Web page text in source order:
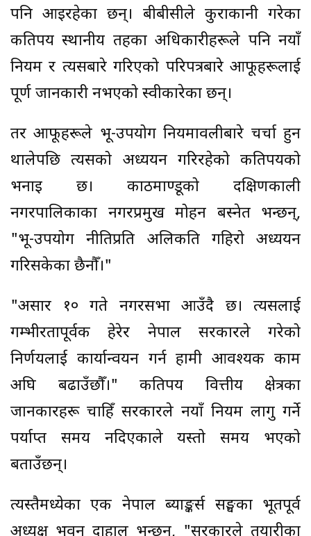
पनि आइरहेका छन्। बीबीसीले कुराकानी गरेका
कतिपय स्थानीय तहका अधिकारीहरूले पनि नयाँ
नियम र त्यसबारे गरिएको परिपत्रबारे आफूहरूलाई
पूर्ण जानकारी नभएको स्वीकारेका छन्।
तर आफूहरूले भू-उपयोग नियमावलीबारे चर्चा हुन
थालेपछि त्यसको अध्ययन गरिरहेको कतिपयको
भनाइ छ। काठमाण्डूको दक्षिणकाली
नगरपालिकाका नगरप्रमुख मोहन बस्नेत भन्छन्,
"भू-उपयोग नीतिप्रति अलिकति गहिरो अध्ययन
गरिसकेका छैनौँ।"
"असार १० गते नगरसभा आउँदै छ। त्यसलाई
गम्भीरतापूर्वक हेरेर नेपाल सरकारले गरेको
निर्णयलाई कार्यान्वयन गर्न हामी आवश्यक काम
अघि बढाउँछौँ।" कतिपय वित्तीय क्षेत्रका
जानकारहरू चाहिँ सरकारले नयाँ नियम लागु गर्ने
पर्याप्त समय नदिएकाले यस्तो समय भएको
बताउँछन्।
त्यस्तैमध्येका एक नेपाल ब्याङ्कर्स सङ्घका भूतपूर्व